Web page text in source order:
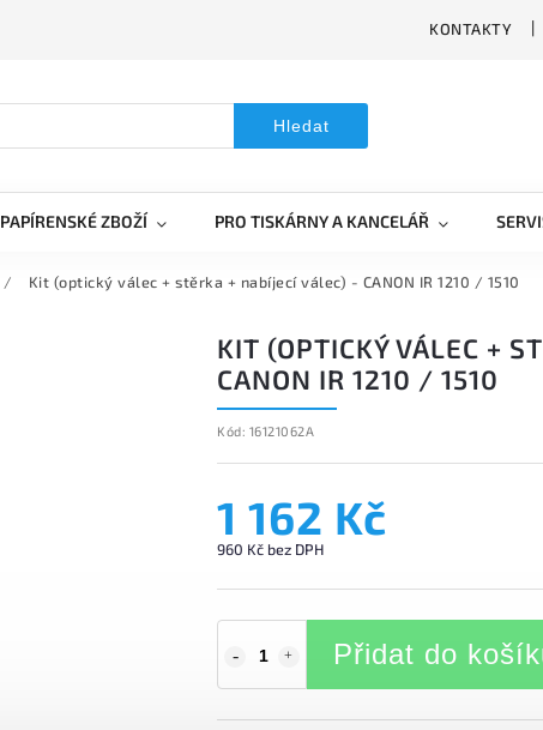
KONTAKTY
Hledat
PAPÍRENSKÉ ZBOŽÍ PRO TISKÁRNY A KANCELÁŘ
/ Kit (optický válec + stěrka + nabíjecí válec) - CANON IR 1210 / 1510
KIT (OPTICKÝ VÁLEC +
CANON IR 1210 / 1510
Kód: 16121062A
1 162 Kč
960 Kč bez DPH
Přidat do